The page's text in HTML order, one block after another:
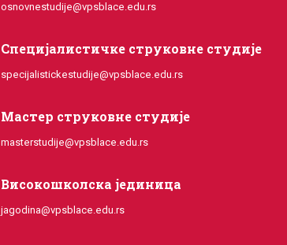
osnovnestudije@vpsblace.edu.rs
Специјалистичке струковне студије
specijalistickestudije@vpsblace.edu.rs
Мастер струковне студије
masterstudije@vpsblace.edu.rs
Високошколска јединица
jagodina@vpsblace.edu.rs